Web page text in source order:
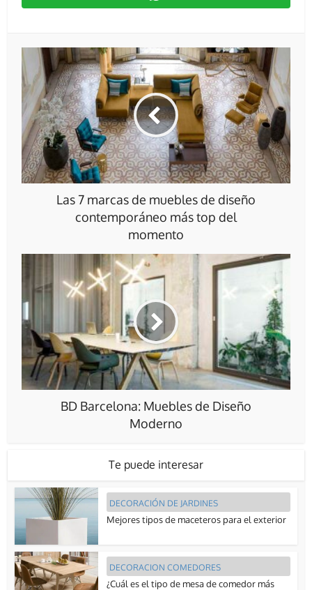
Las 7 marcas de muebles de diseño
contemporáneo más top del
momento
BD Barcelona: Muebles de Diseño
Moderno
Te puede interesar
DECORACIÓN DE JARDINES
Mejores tipos de maceteros para el exterior
DECORACION COMEDORES
¿Cuál es el tipo de mesa de comedor más